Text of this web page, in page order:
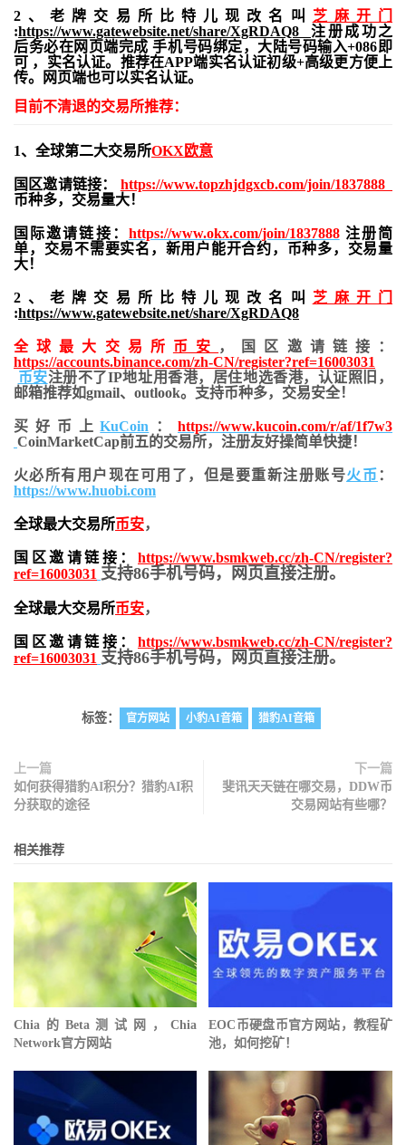
2、老牌交易所比特儿现改名叫 芝麻开门
:https://www.gatewebsite.net/share/XgRDAQ8 注册成功之
后务必在网页端完成 手机号码绑定，大陆号码输入+086即
可 ，实名认证。推荐在APP端实名认证初级+高级更方便上
传。网页端也可以实名认证。
目前不清退的交易所推荐：
1、全球第二大交易所OKX欧意
国区邀请链接： https://www.topzhjdgxcb.com/join/1837888
币种多，交易量大！
国际邀请链接： https://www.okx.com/join/1837888注册简
单，交易不需要实名，新用户能开合约， 币种多，交易量
大！
2、老牌交易所比特儿现改名叫 芝麻开门
:https://www.gatewebsite.net/share/XgRDAQ8
全球最大交易所 币安
，国区邀请链接：
https://accounts.binance.com/zh-CN/register?ref=16003031
币安注册不了IP地址用香港，居住地选香港，认证照旧，
邮箱推荐如gmail、outlook。支持币种多，交易安全！
买好币上KuCoin ：https://www.kucoin.com/r/af/1f7w3
CoinMarketCap前五的交易所，注册友好操简单快捷！
火必所有用户现在可用了，但是要重新注册账号火币 ：
https://www.huobi.com
全球最大交易所币安，
国区邀请链接： https://www.bsmkweb.cc/zh-CN/register?
ref=16003031 支持86手机号码，网页直接注册。
全球最大交易所币安，
国区邀请链接： https://www.bsmkweb.cc/zh-CN/register?
ref=16003031 支持86手机号码，网页直接注册。
标签： 官方网站 小豹AI音箱 猎豹AI音箱
上一篇
如何获得猎豹AI积分？猎豹AI积
分获取的途径
下一篇
斐讯天天链在哪交易，DDW币
交易网站有些哪？
相关推荐
Chia的Beta测试网，Chia
Network官方网站
EOC币硬盘币官方网站，教程矿
池，如何挖矿！